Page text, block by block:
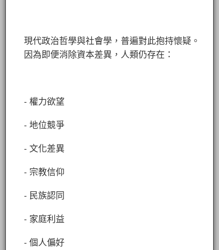
現代政治哲學與社會學，普遍對此抱持懷疑。
因為即便消除資本差異，人類仍存在：
- 權力欲望
- 地位競爭
- 文化差異
- 宗教信仰
- 民族認同
- 家庭利益
- 個人偏好